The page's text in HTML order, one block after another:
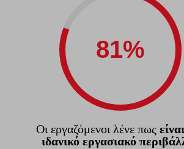
Οι εργαζόμενοι λένε πως
ιδανικό εργασιακό